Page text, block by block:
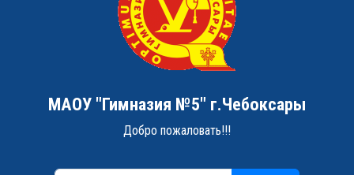
МАОУ "Гимназия №5" г.Чебоксары
Добро пожаловать!!!